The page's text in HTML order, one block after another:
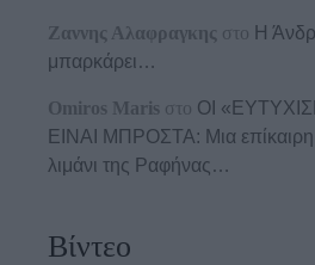
Ζαννης Αλαφραγκης στο Η
μπαρκάρει…
Omiros Maris στο ΟΙ
ΕΙΝΑΙ ΜΠΡΟΣΤΑ: Μια επίκαιρη
λιμάνι της Ραφήνας…
Βίντεο